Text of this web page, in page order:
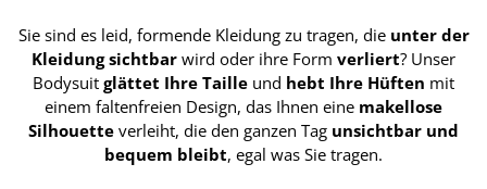
Sie sind es leid, formende Kleidung zu tragen, die unter der
Kleidung sichtbar wird oder ihre Form verliert? Unser
Bodysuit glättet Ihre Taille und hebt Ihre Hüften mit
einem faltenfreien Design, das Ihnen eine makellose
Silhouette verleiht, die den ganzen Tag unsichtbar und
bequem bleibt, egal was Sie tragen.